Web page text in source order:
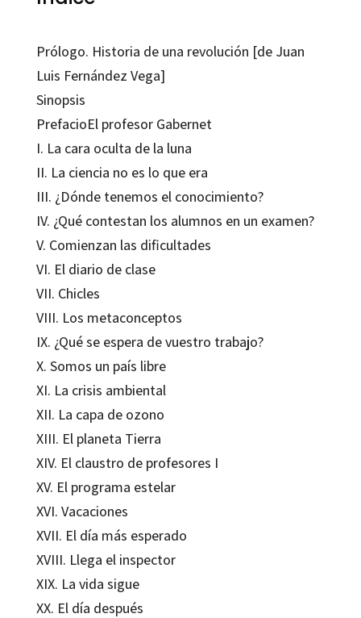
Prólogo. Historia de una revolución [de Juan
Luis Fernández Vega]
Sinopsis
PrefacioEl profesor Gabernet
I. La cara oculta de la luna
II. La ciencia no es lo que era
III. ¿Dónde tenemos el conocimiento?
IV. ¿Qué contestan los alumnos en un examen?
V. Comienzan las dificultades
VI. El diario de clase
VII. Chicles
VIII. Los metaconceptos
IX. ¿Qué se espera de vuestro trabajo?
X. Somos un país libre
XI. La crisis ambiental
XII. La capa de ozono
XIII. El planeta Tierra
XIV. El claustro de profesores I
XV. El programa estelar
XVI. Vacaciones
XVII. El día más esperado
XVIII. Llega el inspector
XIX. La vida sigue
XX. El día después